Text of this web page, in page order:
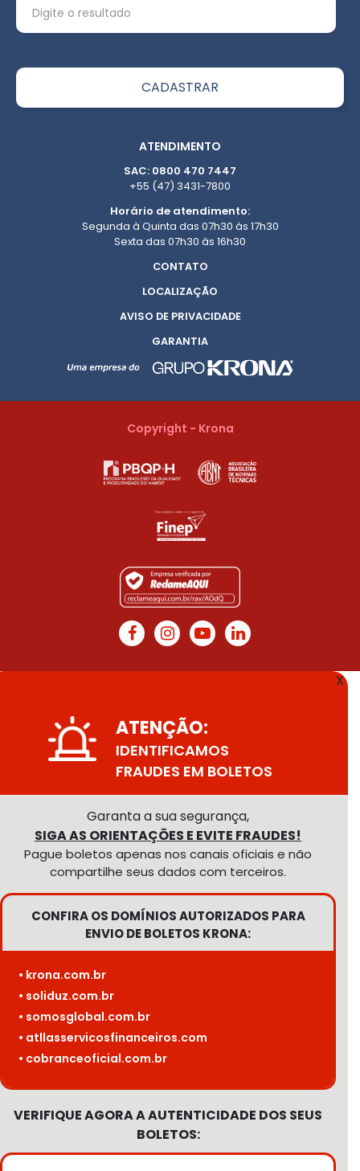
ATENDIMENTO
SAC: 0800 470 7447
+55 (47) 3431-7800
Horário de atendimento:
Segunda à Quinta das 07h30 às 17h30
Sexta das 07h30 às 16h30
CONTATO
LOCALIZAÇÃO
AVISO DE PRIVACIDADE
GARANTIA
Copyright - Krona
X
ATENÇÃO:
IDENTIFICAMOS
FRAUDES EM BOLETOS
Garanta a sua segurança,
SIGA AS ORIENTAÇÕES E EVITE FRAUDES!
Pague boletos apenas nos canais oficiais e não
compartilhe seus dados com terceiros.
CONFIRA OS DOMÍNIOS AUTORIZADOS PARA
ENVIO DE BOLETOS KRONA:
• krona.com.br
• soliduz.com.br
• somosglobal.com.br
• atllasservicosfinanceiros.com
• cobranceoficial.com.br
VERIFIQUE AGORA A AUTENTICIDADE DOS SEUS
BOLETOS: